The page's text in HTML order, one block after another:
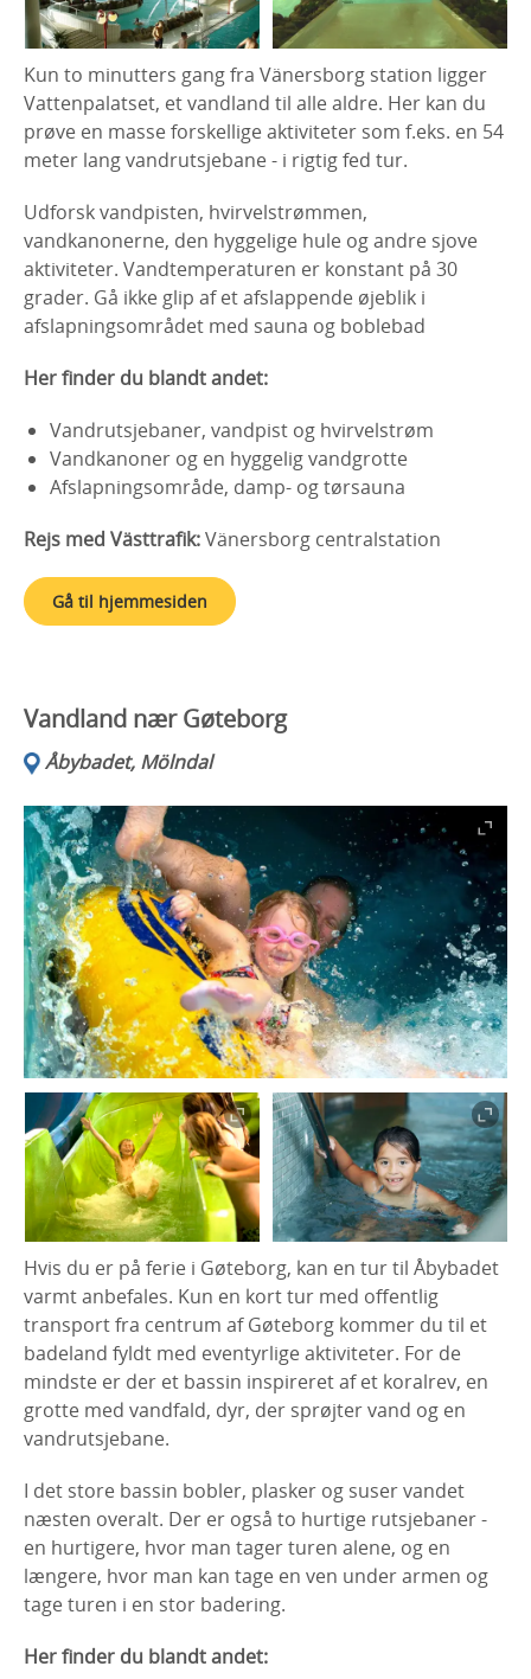
Kun to minutters gang fra Vänersborg station ligger
Vattenpalatset, et vandland til alle aldre. Her kan du
prøve en masse forskellige aktiviteter som f.eks. en 54
meter lang vandrutsjebane - i rigtig fed tur.
Udforsk vandpisten, hvirvelstrømmen,
vandkanonerne, den hyggelige hule og andre sjove
aktiviteter. Vandtemperaturen er konstant på 30
grader. Gå ikke glip af et afslappende øjeblik i
afslapningsområdet med sauna og boblebad
Her finder du blandt andet:
Vandrutsjebaner, vandpist og hvirvelstrøm
Vandkanoner og en hyggelig vandgrotte
Afslapningsområde, damp- og tørsauna
Rejs med Västtrafik:Vänersborg centralstation
Gå til hjemmesiden
Vandland nær Gøteborg
Åbybadet, Mölndal
Hvis du er på ferie i Gøteborg, kan en tur til Åbybadet
varmt anbefales. Kun en kort tur med offentlig
transport fra centrum af Gøteborg kommer du til et
badeland fyldt med eventyrlige aktiviteter. For de
mindste er der et bassin inspireret af et koralrev, en
grotte med vandfald, dyr, der sprøjter vand og en
vandrutsjebane.
I det store bassin bobler, plasker og suser vandet
næsten overalt. Der er også to hurtige rutsjebaner -
en hurtigere, hvor man tager turen alene, og en
længere, hvor man kan tage en ven under armen og
tage turen i en stor badering.
Her finder du blandt andet: